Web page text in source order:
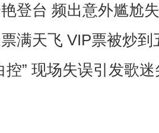
登台 频出意外尴尬
满天飞 VIP票被炒到
控” 现场失误引发歌